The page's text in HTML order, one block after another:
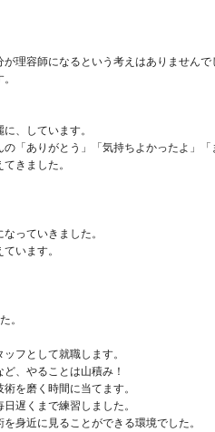
理容師になるという考えはありませんで
、しています。
「ありがとう」「気持ちよかったよ」「
きました。
っていきました。
います。
。
フとして就職します。
、やることは山積み！
を磨く時間に当てます。
遅くまで練習しました。
身近に見ることができる環境でした。